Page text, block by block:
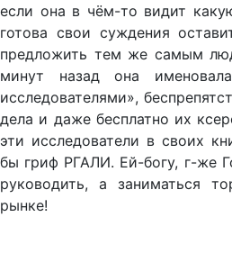
если она в чём-то видит
готова свои суждения
предложить тем же самым
минут назад она
исследователями»,
дела и даже бесплатно их
эти исследователи в своих
бы гриф РГАЛИ. Ей-богу, г-же
руководить, а заниматься
рынке!